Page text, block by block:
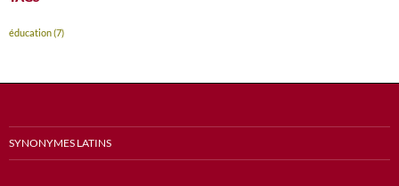
éducation(7)
SYNONYMES LATINS